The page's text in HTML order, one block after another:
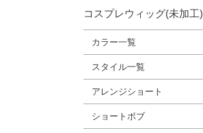
コスプレウィッグ(未加工)
カラー一覧
スタイル一覧
アレンジショート
ショートボブ